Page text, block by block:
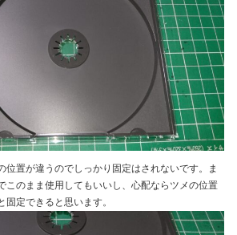
位置が違うのでしっかり固定はされないです。ま
このまま使用してもいいし、心配ならツメの位置
定できると思います。